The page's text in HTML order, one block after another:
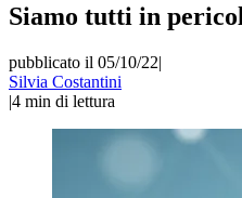
Siamo tutti in
pubblicato il 05/10/22|
Silvia Costantini
|4 min di lettura